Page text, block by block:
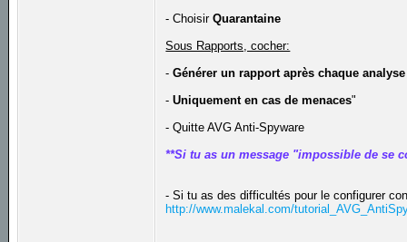
- ChoisirQuarantaine
Sous Rapports, cocher:
-Générer un rapport après chaque analyse
-Uniquement en cas de menaces"
- Quitte AVG Anti-Spyware
**Si tu as un message "impossible de se
- Si tu as des difficultés pour le configurer
http://www.malekal.com/